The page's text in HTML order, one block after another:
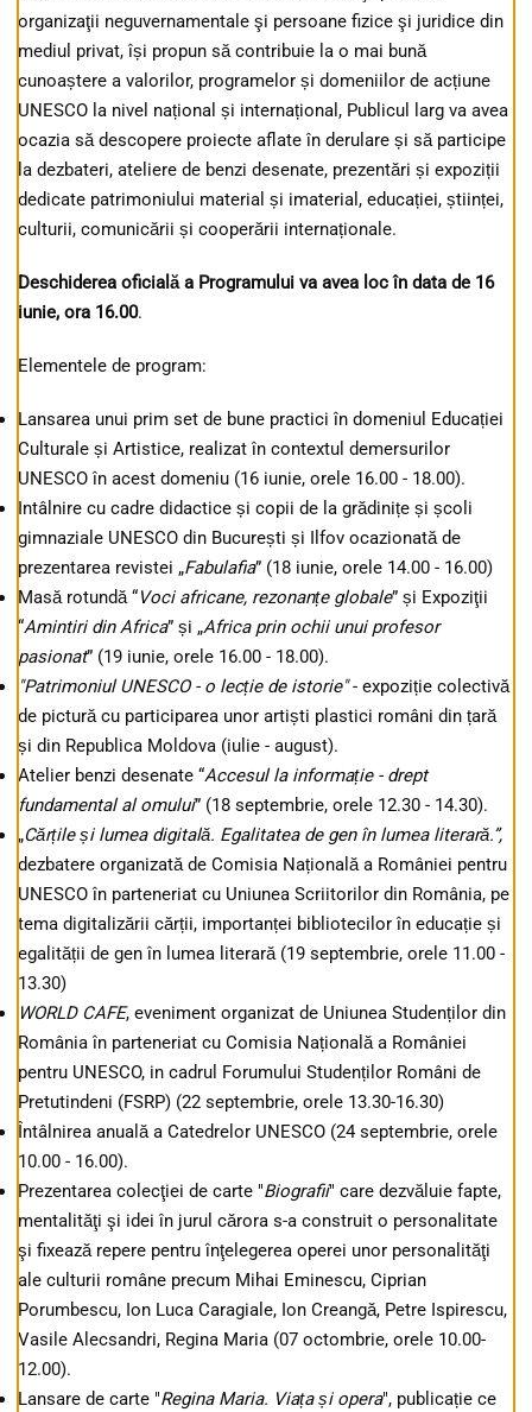
organizaţii neguvernamentale şi persoane fizice şi juridice din
mediul privat, își propun să contribuie la o mai bună
cunoaștere a valorilor, programelor și domeniilor de acțiune
UNESCO la nivel național și internațional, Publicul larg va avea
ocazia să descopere proiecte aflate în derulare și să participe
la dezbateri, ateliere de benzi desenate, prezentări și expoziții
dedicate patrimoniului material și imaterial, educației, științei,
culturii, comunicării și cooperării internaționale.
Deschiderea oficială a Programului va avea loc în data de 16
iunie, ora 16.00.
Elementele de program:
Lansarea unui prim set de bune practici în domeniul Educației
Culturale și Artistice, realizat în contextul demersurilor
UNESCO în acest domeniu (16 iunie, orele 16.00 - 18.00).
Intâlnire cu cadre didactice și copii de la grădinițe și școli
gimnaziale UNESCO din București și Ilfov ocazionată de
prezentarea revistei „Fabulafia” (18 iunie, orele 14.00 - 16.00)
Masă rotundă “Voci africane, rezonanțe globale” și Expoziţii
“Amintiri din Africa” și „Africa prin ochii unui profesor
pasionat” (19 iunie, orele 16.00 - 18.00).
"Patrimoniul UNESCO - o lecție de istorie"- expoziție colectivă
de pictură cu participarea unor artiști plastici români din țară
și din Republica Moldova (iulie - august).
Atelier benzi desenate “Accesul la informație - drept
fundamental al omului” (18 septembrie, orele 12.30 - 14.30).
„Cărțile și lumea digitală. Egalitatea de gen în lumea literară.”,
dezbatere organizată de Comisia Națională a României pentru
UNESCO în parteneriat cu Uniunea Scriitorilor din România, pe
tema digitalizării cărții, importanței bibliotecilor în educație și
egalității de gen în lumea literară (19 septembrie, orele 11.00 -
13.30)
WORLD CAFE, eveniment organizat de Uniunea Studenților din
România în parteneriat cu Comisia Națională a României
pentru UNESCO, in cadrul Forumului Studenților Români de
Pretutindeni (FSRP) (22 septembrie, orele 13.30-16.30)
Întâlnirea anuală a Catedrelor UNESCO (24 septembrie, orele
10.00 - 16.00).
Prezentarea colecţiei de carte "Biografii" care dezvăluie fapte,
mentalităţi şi idei în jurul cărora s-a construit o personalitate
şi fixează repere pentru înţelegerea operei unor personalităţi
ale culturii române precum Mihai Eminescu, Ciprian
Porumbescu, Ion Luca Caragiale, Ion Creangă, Petre Ispirescu,
Vasile Alecsandri, Regina Maria (07 octombrie, orele 10.00-
12.00).
Lansare de carte "Regina Maria. Viața și opera", publicație ce